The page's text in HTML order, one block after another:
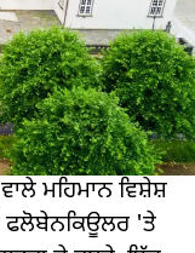
ਮਹਿਮਾਨ ਵਿਸ਼ੇਸ਼
ਫਲੋਬੇਨਕਿਊਲਰ 'ਤੇ